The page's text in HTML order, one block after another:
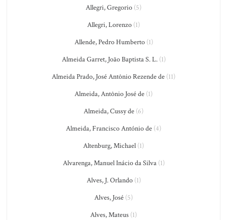
Allegri, Gregorio (5)
Allegri, Lorenzo (1)
Allende, Pedro Humberto(1)
Almeida Garret, João Baptista S. L.(1)
Almeida Prado, José Antônio Rezende de (11)
Almeida, Antônio José de (1)
Almeida, Cussy de (6)
Almeida, Francisco António de (4)
Altenburg, Michael (1)
Alvarenga, Manuel Inácio da Silva(1)
Alves, J. Orlando(1)
Alves, José (5)
Alves, Mateus (1)